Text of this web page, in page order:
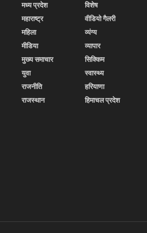
मध्य प्रदेश
महाराष्ट्र
महिला
मीडिया
मुख्य समाचार
युवा
राजनीति
राजस्थान
विशेष
वीडियो गैलरी
व्यंग्य
व्यापार
सिक्किम
स्वास्थ्य
हरियाणा
हिमाचल प्रदेश